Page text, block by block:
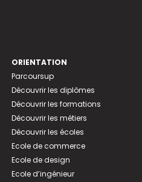
ORIENTATION
Parcoursup
Découvrir les diplômes
Découvrir les formations
Découvrir les métiers
Découvrir les écoles
Ecole de commerce
Ecole de design
Ecole d’ingénieur